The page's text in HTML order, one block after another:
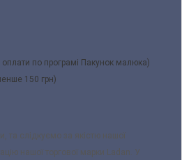
по програмі Пакунок малюка)
150 грн)
та слідкуємо за якістю нашої
нашої торгової марки Ladan. У